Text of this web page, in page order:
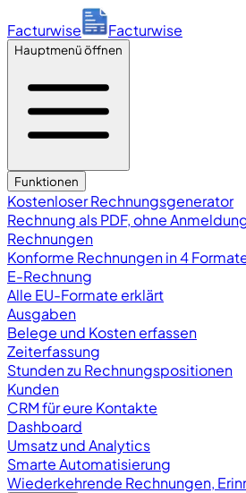
Facturwise Facturwise
Hauptmenü öffnen
Funktionen
Kostenloser Rechnungsgenerator
Rechnung als PDF, ohne
Rechnungen
Konforme Rechnungen in 4
E-Rechnung
Alle EU-Formate erklärt
Ausgaben
Belege und Kosten erfassen
Zeiterfassung
Stunden zu Rechnungspositionen
Kunden
CRM für eure Kontakte
Dashboard
Umsatz und Analytics
Smarte Automatisierung
Wiederkehrende Rechnungen,